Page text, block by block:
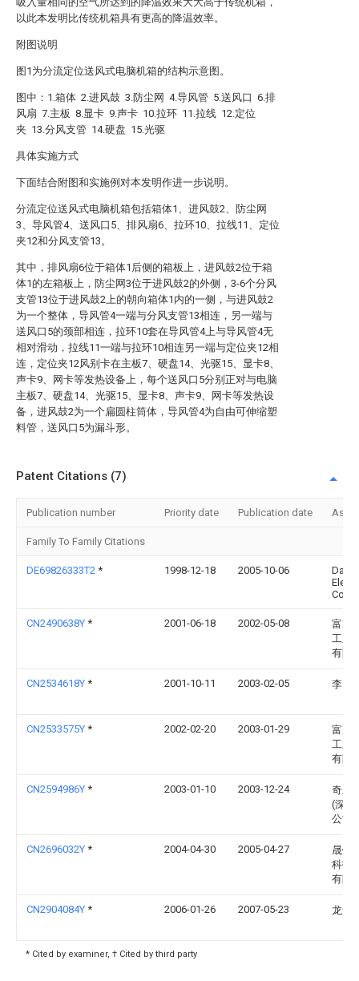
以此本发明比传统机箱具有更高的降温效率。
附图说明
图1为分流定位送风式电脑机箱的结构示意图。
图中：1.箱体 2.进风鼓 3.防尘网 4.导风管 5.送风口 6.排
风扇 7.主板 8.显卡 9.声卡 10.拉环 11.拉线 12.定位
夹 13.分风支管 14.硬盘 15.光驱
具体实施方式
下面结合附图和实施例对本发明作进一步说明。
分流定位送风式电脑机箱包括箱体1、进风鼓2、防尘网
3、导风管4、送风口5、排风扇6、拉环10、拉线11、定位
夹12和分风支管13。
其中，排风扇6位于箱体1后侧的箱板上，进风鼓2位于箱
体1的左箱板上，防尘网3位于进风鼓2的外侧，3-6个分风
支管13位于进风鼓2上的朝向箱体1内的一侧，与进风鼓2
为一个整体，导风管4一端与分风支管13相连，另一端与
送风口5的颈部相连，拉环10套在导风管4上与导风管4无
相对滑动，拉线11一端与拉环10相连另一端与定位夹12相
连，定位夹12风别卡在主板7、硬盘14、光驱15、显卡8、
声卡9、网卡等发热设备上，每个送风口5分别正对与电脑
主板7、硬盘14、光驱15、显卡8、声卡9、网卡等发热设
备，进风鼓2为一个扁圆柱筒体，导风管4为自由可伸缩塑
料管，送风口5为漏斗形。
Patent Citations (7)
Publication number Priority date Publication date
Family To Family Citations
DE69826333T2 * 1998-12-18 2005-10-06
Corp.
CN2490638Y * 2001-06-18 2002-05-08
富准
工业(
有限
CN2534618Y * 2001-10-11 2003-02-05 李国
CN2533575Y * 2002-02-20 2003-01-29
富准
工业(
有限
CN2594986Y * 2003-01-10 2003-12-24
奇宏
(深圳
公司
CN2696032Y * 2004-04-30 2005-04-27
晟铭
科技
有限
CN2904084Y * 2006-01-26 2007-05-23 龙贵
* Cited by examiner, † Cited by third party